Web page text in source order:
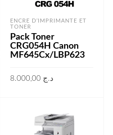
ENCRE D’IMPRIMANTE ET
TONER
Pack Toner
CRG054H Canon
MF645Cx/LBP623
د.ج